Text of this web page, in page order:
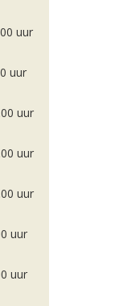
uur
uur
uur
uur
uur
uur
uur